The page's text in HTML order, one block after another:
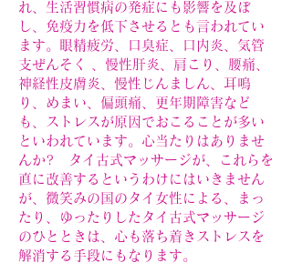
れ、生活習慣病の発症にも影響を及ぼ
し、免疫力を低下させるとも言われてい
ます。眼精疲労、口臭症、口内炎、気管
支ぜんそく 、慢性肝炎、肩こり、腰痛、
神経性皮膚炎、慢性じんましん、耳鳴
り、めまい、偏頭痛、更年期障害など
も、ストレスが原因でおこることが多い
といわれています。心当たりはありませ
んか? タイ古式マッサージが、これらを
直に改善するというわけにはいきません
が、微笑みの国のタイ女性による、まっ
たり、ゆったりしたタイ古式マッサージ
のひとときは、心も落ち着きストレスを
解消する手段にもなります。